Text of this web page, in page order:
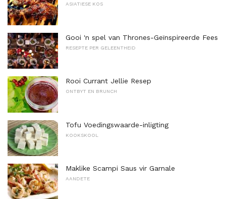
ASIATIESE KOS
Gooi 'n spel van Thrones-Geïnspireerde Fees
RESEPTE PER GELEENTHEID
Rooi Currant Jellie Resep
ONTBYT EN BRUNCH
Tofu Voedingswaarde-inligting
KOOKSKOOL
Maklike Scampi Saus vir Garnale
AANDETE